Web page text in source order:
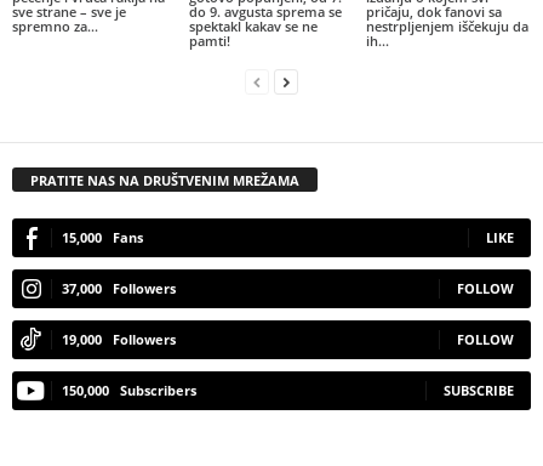
sve strane – sve je
spremno za...
do 9. avgusta sprema se
spektakl kakav se ne
pamti!
pričaju, dok fanovi sa
nestrpljenjem iščekuju da
ih...
PRATITE NAS NA DRUŠTVENIM MREŽAMA
15,000 Fans LIKE
37,000 Followers FOLLOW
19,000 Followers FOLLOW
150,000 Subscribers SUBSCRIBE